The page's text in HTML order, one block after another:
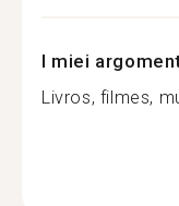
I miei
Livros, filmes,